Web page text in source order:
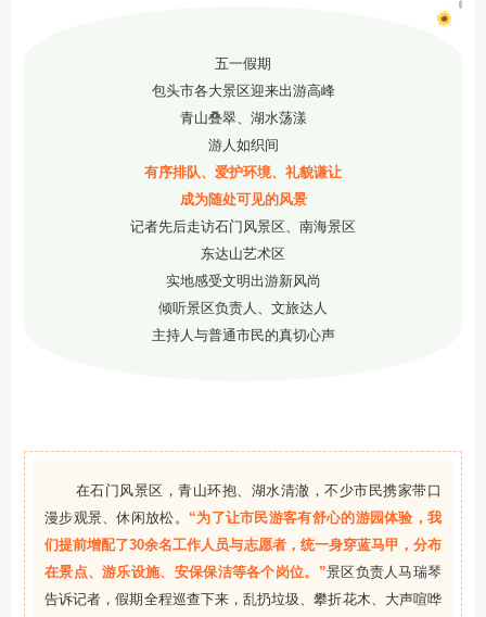
五一假期
包头市各大景区迎来出游高峰
青山叠翠、湖水荡漾
游人如织间
有序排队、爱护环境、礼貌谦让
成为随处可见的风景
记者先后走访石门风景区、南海景区
东达山艺术区
实地感受文明出游新风尚
倾听景区负责人、文旅达人
主持人与普通市民的真切心声
在石门风景区，青山环抱、湖水清澈，不少市民携家带口
漫步观景、休闲放松。 “为了让市民游客有舒心的游园体验，我
们提前增配了30余名工作人员与志愿者，统一身穿蓝马甲，分布
在景点、游乐设施、安保保洁等各个岗位。”景区负责人马瑞琴
告诉记者，假期全程巡查下来，乱扔垃圾、攀折花木、大声喧哗